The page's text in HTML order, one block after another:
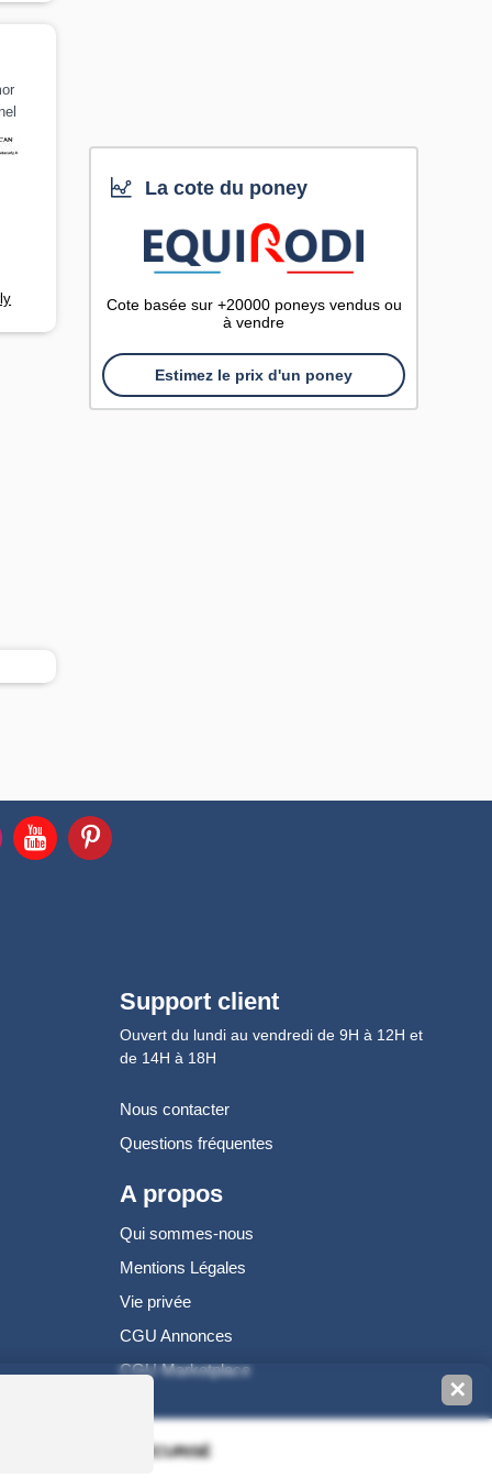
La cote du poney
Cote basée sur +20000 poneys vendus ou
à vendre
Estimez le prix d'un poney
Support client
Ouvert du lundi au vendredi de 9H à 12H et
de 14H à 18H
Nous contacter
Questions fréquentes
A propos
Qui sommes-nous
Mentions Légales
Vie privée
CGU Annonces
CGU Marketplace
100% PAIEMENT SÉCURISÉ
✕